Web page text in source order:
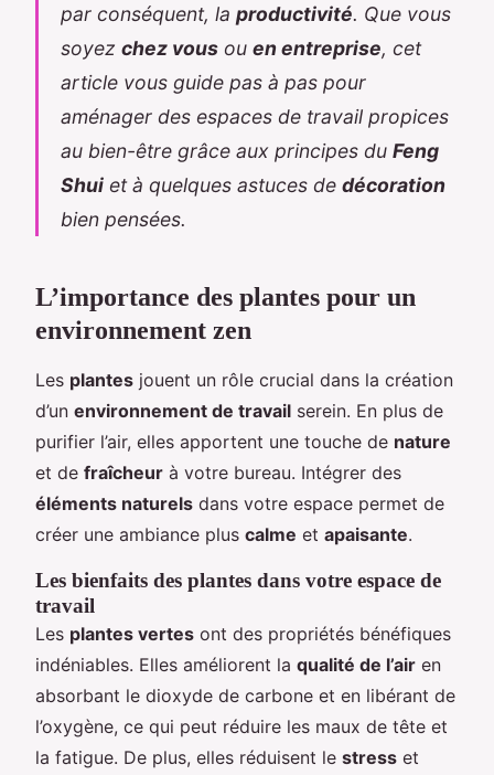
par conséquent, la productivité. Que vous
soyez chez vous ou en entreprise, cet
article vous guide pas à pas pour
aménager des espaces de travail propices
au bien-être grâce aux principes du Feng
Shui et à quelques astuces de décoration
bien pensées.
L’importance des plantes pour un
environnement zen
Les plantes jouent un rôle crucial dans la création
d’un environnement de travail serein. En plus de
purifier l’air, elles apportent une touche de nature
et de fraîcheur à votre bureau. Intégrer des
éléments naturels dans votre espace permet de
créer une ambiance plus calme et apaisante.
Les bienfaits des plantes dans votre espace de
travail
Les plantes vertes ont des propriétés bénéfiques
indéniables. Elles améliorent la qualité de l’air en
absorbant le dioxyde de carbone et en libérant de
l’oxygène, ce qui peut réduire les maux de tête et
la fatigue. De plus, elles réduisent le stress et